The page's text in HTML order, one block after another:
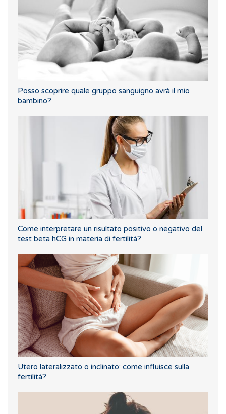
Posso scoprire quale gruppo sanguigno avrà il mio
bambino?
Come interpretare un risultato positivo o negativo del
test beta hCG in materia di fertilità?
Utero lateralizzato o inclinato: come influisce sulla
fertilità?